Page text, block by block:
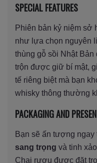
SPECIAL FEATURES
Phiên bản kỷ niệm sở
như lựa chọn nguyên
thùng gỗ sồi Nhật
trộn được giữ bí mật,
tế riêng biệt mà bạn
whisky thông thường
PACKAGING AND
Bạn sẽ ấn tượng
sang trọng và tinh
Chai rượu được đặt